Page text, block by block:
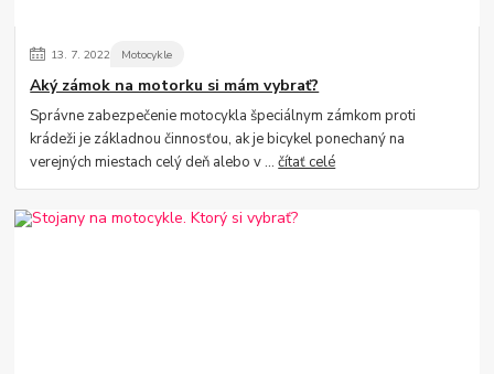
13. 7. 2022 Motocykle
Aký zámok na motorku si mám vybrať?
Správne zabezpečenie motocykla špeciálnym zámkom proti
krádeži je základnou činnosťou, ak je bicykel ponechaný na
verejných miestach celý deň alebo v ...čítať celé